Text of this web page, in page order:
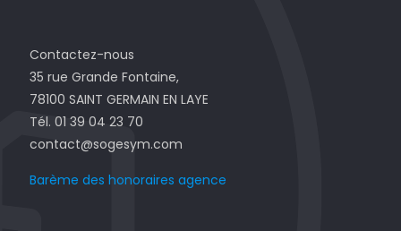
Contactez-nous
35 rue Grande Fontaine,
78100 SAINT GERMAIN EN LAYE
Tél. 01 39 04 23 70
contact@sogesym.com
Barème des honoraires agence